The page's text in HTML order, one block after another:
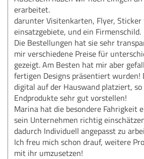
erarbeitet.
darunter Visitenkarten, Flyer,
einsatzgebiete, und ein Firmenschild.
Die Bestellungen hat sie sehr
mir verschiedene Preise für
gezeigt. Am Besten hat mir aber
fertigen Designs präsentiert wurden!
digital auf der Hauswand platziert,
Endprodukte sehr gut vorstellen!
Marina hat die besondere Fahrigkeit
sein Unternehmen richtig
dadurch Individuell angepasst zu
Ich freu mich schon drauf, weitere
mit ihr umzusetzen!